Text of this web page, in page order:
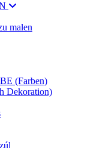
malen
(Farben)
Dekoration)